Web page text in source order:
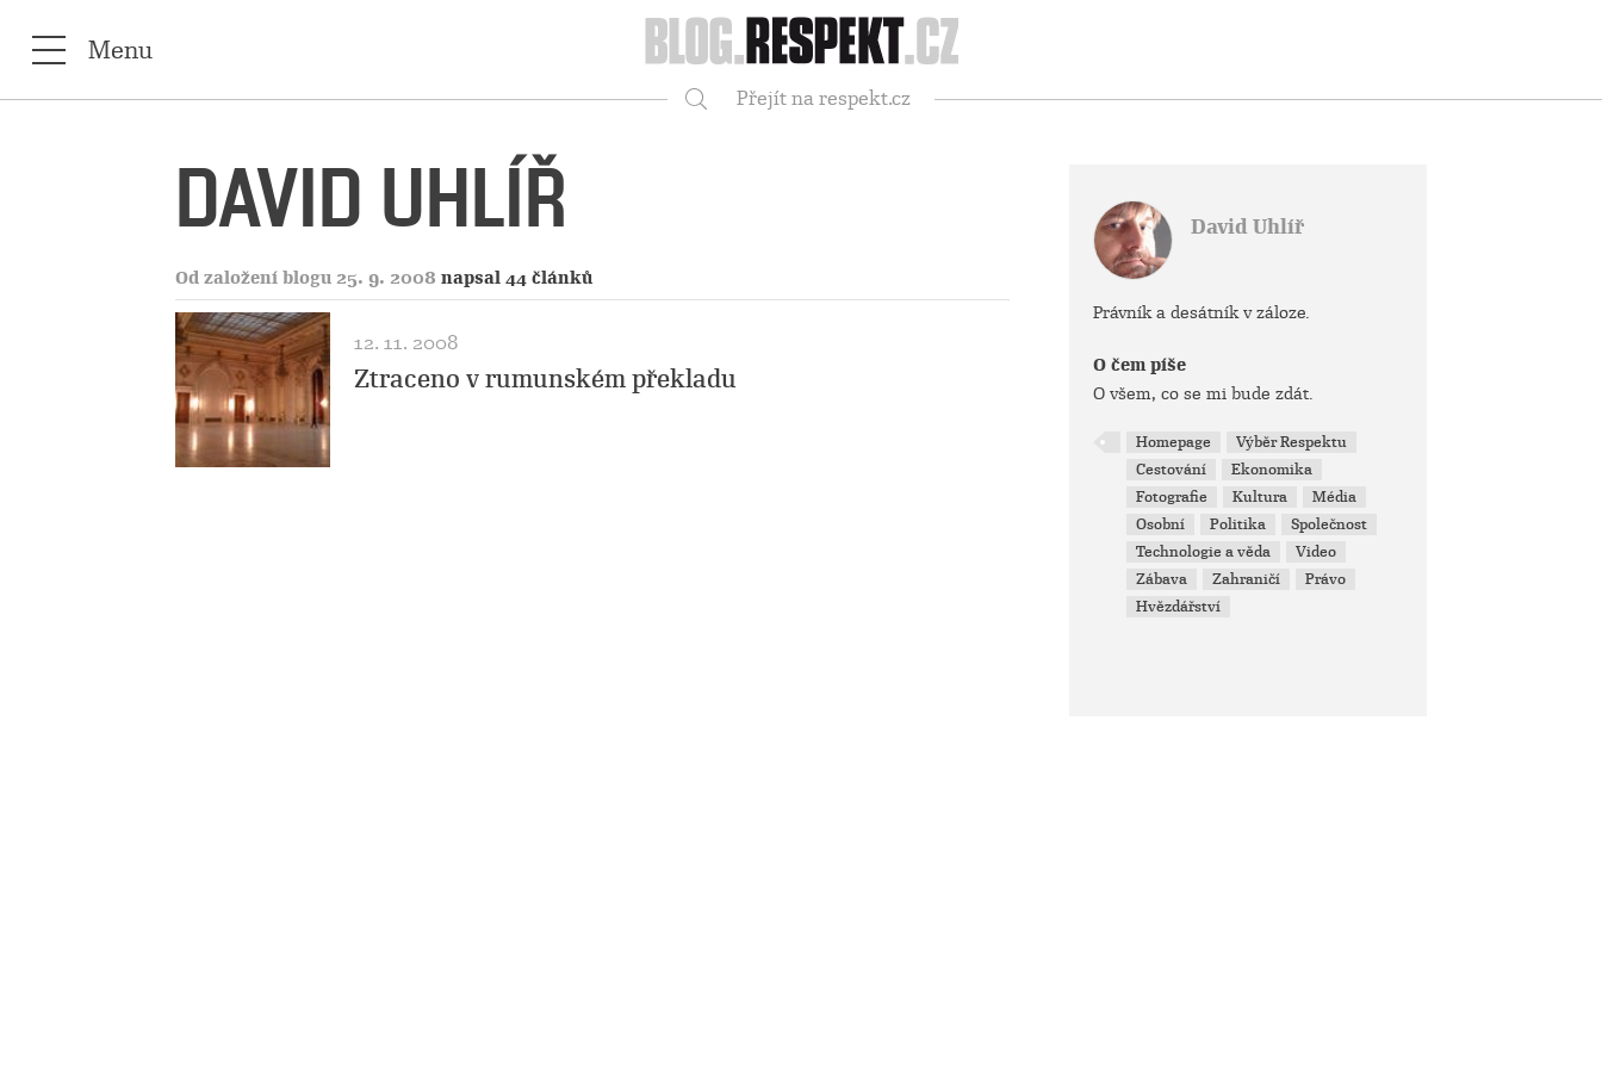
Respekt
Menu
Přejít na respekt.cz
DAVID UHLÍŘ
Od založení blogu 25. 9. 2008 napsal 44 článků
12. 11. 2008
Ztraceno v rumunském překladu
David Uhlíř
Právník a desátník v záloze.
O čem píše
O všem, co se mi bude zdát.
Homepage
Výběr Respektu
Cestování
Ekonomika
Fotografie
Kultura
Média
Osobní
Politika
Společnost
Technologie a věda
Video
Zábava
Zahraničí
Právo
Hvězdářství